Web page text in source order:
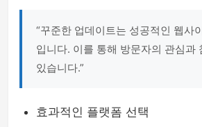
“꾸준한 업데이트는 성공적인 웹사
입니다. 이를 통해 방문자의 관심과
있습니다.”
효과적인 플랫폼 선택